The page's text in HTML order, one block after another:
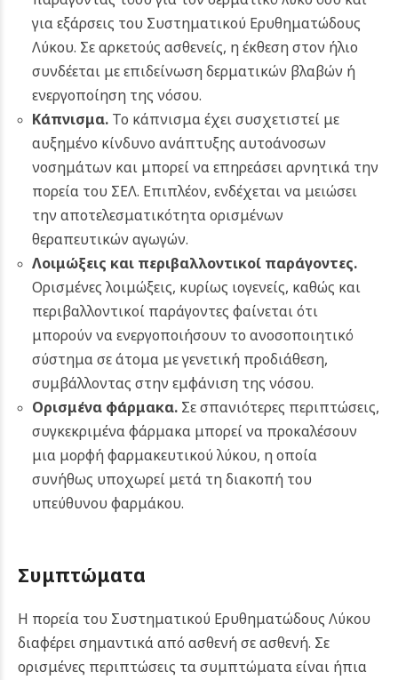
για εξάρσεις του Συστηματικού Ερυθηματώδους
Λύκου. Σε αρκετούς ασθενείς, η έκθεση στον ήλιο
συνδέεται με επιδείνωση δερματικών βλαβών ή
ενεργοποίηση της νόσου.
Κάπνισμα.Το κάπνισμα έχει συσχετιστεί με
αυξημένο κίνδυνο ανάπτυξης αυτοάνοσων
νοσημάτων και μπορεί να επηρεάσει αρνητικά την
πορεία του ΣΕΛ. Επιπλέον, ενδέχεται να μειώσει
την αποτελεσματικότητα ορισμένων
θεραπευτικών αγωγών.
Λοιμώξεις και περιβαλλοντικοί παράγοντες.
Ορισμένες λοιμώξεις, κυρίως ιογενείς, καθώς και
περιβαλλοντικοί παράγοντες φαίνεται ότι
μπορούν να ενεργοποιήσουν το ανοσοποιητικό
σύστημα σε άτομα με γενετική προδιάθεση,
συμβάλλοντας στην εμφάνιση της νόσου.
Ορισμένα φάρμακα.Σε σπανιότερες περιπτώσεις,
συγκεκριμένα φάρμακα μπορεί να προκαλέσουν
μια μορφή φαρμακευτικού λύκου, η οποία
συνήθως υποχωρεί μετά τη διακοπή του
υπεύθυνου φαρμάκου.
Συμπτώματα
Η πορεία του Συστηματικού Ερυθηματώδους Λύκου
διαφέρει σημαντικά από ασθενή σε ασθενή. Σε
ορισμένες περιπτώσεις τα συμπτώματα είναι ήπια